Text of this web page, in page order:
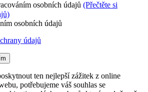
osobních údajů (Přečtěte si
osobních údajů
údajů
ten nejlepší zážitek z online
potřebujeme váš souhlas se